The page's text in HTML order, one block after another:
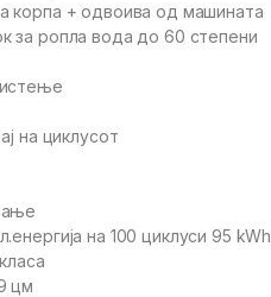
корпа + одвоива од машината
за ропла вода до 60 степени
на циклусот
на 100 циклуси 95 kWh
цм